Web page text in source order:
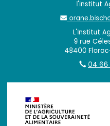
l'institut
L'Institut
9 rue
48400
04 66